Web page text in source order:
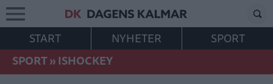
START NYHETER
SPORT
SPORT»ISHOCKEY